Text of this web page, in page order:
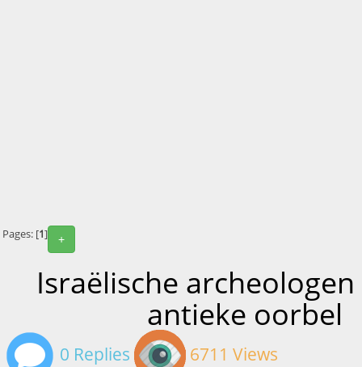
+
Pages: [1]
Israëlische
antieke oorbel
0 Replies 6711 Views